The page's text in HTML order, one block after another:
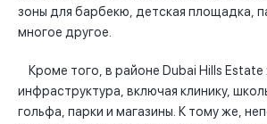
зоны для барбекю, детская площадка,
многое другое.
Кроме того, в районе Dubai Hills
инфраструктура, включая клинику,
гольфа, парки и магазины. К тому же,